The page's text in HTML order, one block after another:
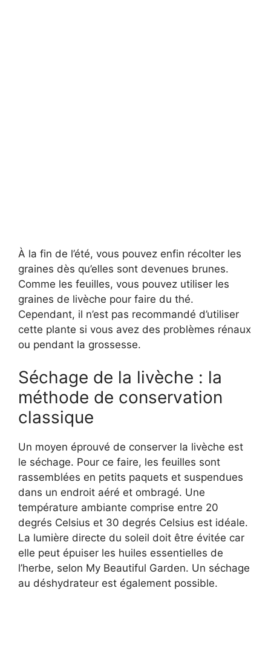
À la fin de l’été, vous pouvez enfin récolter les
graines dès qu’elles sont devenues brunes.
Comme les feuilles, vous pouvez utiliser les
graines de livèche pour faire du thé.
Cependant, il n’est pas recommandé d’utiliser
cette plante si vous avez des problèmes rénaux
ou pendant la grossesse.
Séchage de la livèche : la
méthode de conservation
classique
Un moyen éprouvé de conserver la livèche est
le séchage. Pour ce faire, les feuilles sont
rassemblées en petits paquets et suspendues
dans un endroit aéré et ombragé. Une
température ambiante comprise entre 20
degrés Celsius et 30 degrés Celsius est idéale.
La lumière directe du soleil doit être évitée car
elle peut épuiser les huiles essentielles de
l’herbe, selon My Beautiful Garden. Un séchage
au déshydrateur est également possible.